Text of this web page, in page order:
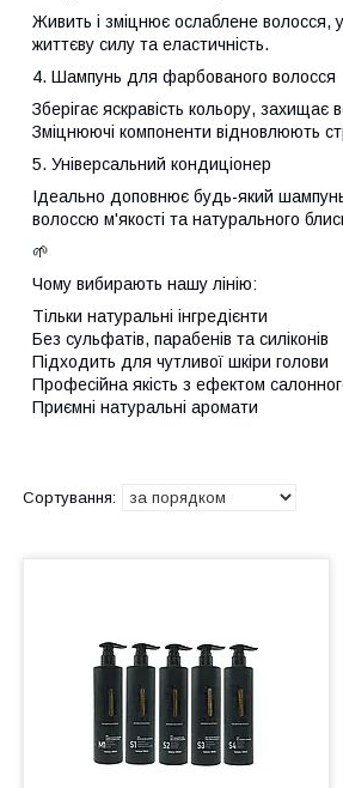
Живить і зміцнює ослаблене волосся,
життєву силу та еластичність.
4. Шампунь для фарбованого волосся
Зберігає яскравість кольору,
Зміцнюючі компоненти відновлюють
5. Універсальний кондиціонер
Ідеально доповнює будь-який шампунь
волоссю м'якості та натурального
🌱
Чому вибирають нашу лінію:
Тільки натуральні інгредієнти
Без сульфатів, парабенів та силіконів
Підходить для чутливої шкіри голови
Професійна якість з ефектом
Приємні натуральні аромати